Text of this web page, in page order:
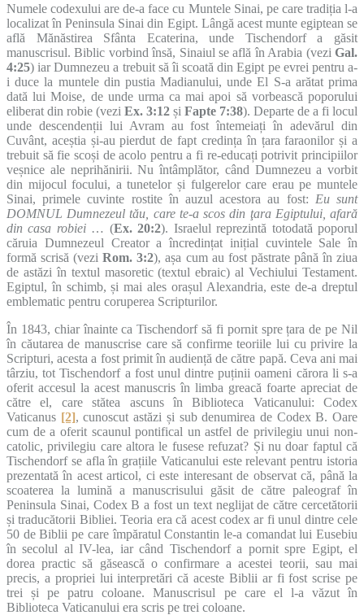
Numele codexului are de-a face cu Muntele Sinai, pe care tradiția l-a
localizat în Peninsula Sinai din Egipt. Lângă acest munte egiptean se
află Mănăstirea Sfânta Ecaterina, unde Tischendorf a găsit
manuscrisul. Biblic vorbind însă, Sinaiul se află în Arabia (vezi Gal.
4:25) iar Dumnezeu a trebuit să îi scoată din Egipt pe evrei pentru a-
i duce la muntele din pustia Madianului, unde El S-a arătat prima
dată lui Moise, de unde urma ca mai apoi să vorbească poporului
eliberat din robie (vezi Ex. 3:12 și Fapte 7:38). Departe de a fi locul
unde descendenții lui Avram au fost întemeiați în adevărul din
Cuvânt, aceștia și-au pierdut de fapt credința în țara faraonilor și a
trebuit să fie scoși de acolo pentru a fi re-educați potrivit principiilor
veșnice ale neprihănirii. Nu întâmplător, când Dumnezeu a vorbit
din mijocul focului, a tunetelor și fulgerelor care erau pe muntele
Sinai, primele cuvinte rostite în auzul acestora au fost: Eu sunt
DOMNUL Dumnezeul tău, care te-a scos din ţara Egiptului, afară
din casa robiei… (Ex. 20:2). Israelul reprezintă totodată poporul
căruia Dumnezeul Creator a încredințat inițial cuvintele Sale în
formă scrisă (veziRom. 3:2), așa cum au fost păstrate până în ziua
de astăzi în textul masoretic (textul ebraic) al Vechiului Testament.
Egiptul, în schimb, și mai ales orașul Alexandria, este de-a dreptul
emblematic pentru coruperea Scripturilor.
În 1843, chiar înainte ca Tischendorf să fi pornit spre țara de pe Nil
în căutarea de manuscrise care să confirme teoriile lui cu privire la
Scripturi, acesta a fost primit în audiență de către papă. Ceva ani mai
târziu, tot Tischendorf a fost unul dintre puținii oameni cărora li s-a
oferit accesul la acest manuscris în limba greacă foarte apreciat de
către el, care stătea ascuns în Biblioteca Vaticanului: Codex
Vaticanus [2], cunoscut astăzi și sub denumirea de Codex B. Oare
cum de a oferit scaunul pontifical un astfel de privilegiu unui non-
catolic, privilegiu care altora le fusese refuzat? Și nu doar faptul că
Tischendorf se afla în grațiile Vaticanului este relevant pentru istoria
prezentată în acest articol, ci este interesant de observat că, până la
scoaterea la lumină a manuscrisului găsit de către paleograf în
Peninsula Sinai, Codex B a fost un text neglijat de către cercetătorii
și traducătorii Bibliei. Teoria era că acest codex ar fi unul dintre cele
50 de Biblii pe care împăratul Constantin le-a comandat lui Eusebiu
în secolul al IV-lea, iar când Tischendorf a pornit spre Egipt, el
dorea practic să găsească o confirmare a acestei teorii, sau mai
precis, a propriei lui interpretări că aceste Biblii ar fi fost scrise pe
trei și pe patru coloane. Manuscrisul pe care el l-a văzut în
Biblioteca Vaticanului era scris pe trei coloane.